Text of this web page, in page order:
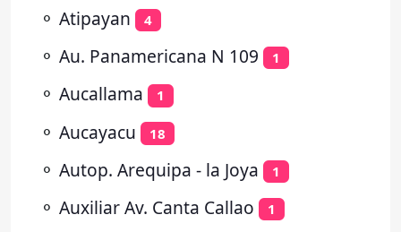
⚬ Atipayan 4
⚬ Au. Panamericana N 109 1
⚬ Aucallama 1
⚬ Aucayacu 18
⚬ Autop. Arequipa - la Joya 1
⚬ Auxiliar Av. Canta Callao 1